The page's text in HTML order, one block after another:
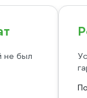
не был